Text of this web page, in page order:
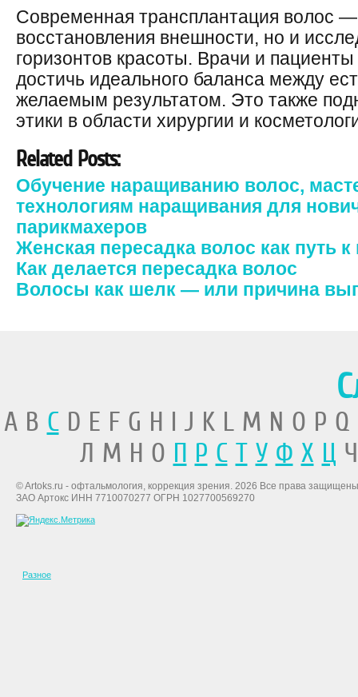
Современная трансплантация волос —
восстановления внешности, но и
горизонтов красоты. Врачи и
достичь идеального баланса между
желаемым результатом. Это также
этики в области хирургии и
Related Posts:
Обучение наращиванию волос,
технологиям наращивания для
парикмахеров
Женская пересадка волос как путь
Как делается пересадка волос
Волосы как шелк — или причина
A B CD E F G H I J K L M N O P
Л М Н О П Р С Т У Ф Х Ц
© Artoks.ru - офтальмология, коррекция зрения. 2026 Все права
ЗАО Артокс ИНН 7710070277 ОГРН 1027700569270
Разное